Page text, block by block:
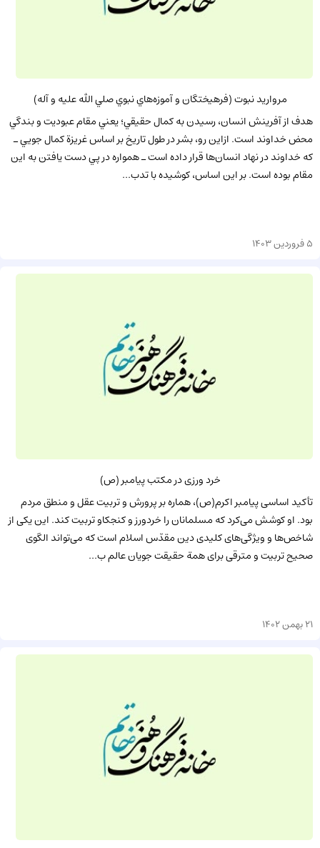
مرواريد نبوت (فرهيختگان‌ و آموزه‌هاي نبوي صلي الله عليه و آله)
هدف از آفرينش انسان، رسيدن به كمال حقيقي؛ يعني مقام عبوديت و بندگي
محض خداوند است. ازاين رو، بشر در طول تاريخ بر اساس غريزة كمال جويي ـ
كه خداوند در نهاد انسان‌ها قرار داده است ـ همواره در پي دست يافتن به اين
مقام بوده است. بر اين اساس، كوشيده با تدب...
5 فروردین 1403
خرد ورزی در مکتب پیامبر (ص)
تأکید اساسی پیامبر اکرم(ص)، هماره بر پرورش و تربیت عقل و منطق مردم
بود. او کوشش می‌کرد که مسلمانان را خردورز و کنجکاو تربیت کند. این یکی از
شاخص‌ها و ویژگی‌های کلیدی دین مقدّس اسلام است که می‌تواند الگوی
صحیح تربیت و مترقی برای همة حقیقت جویان عالم ب...
21 بهمن 1402